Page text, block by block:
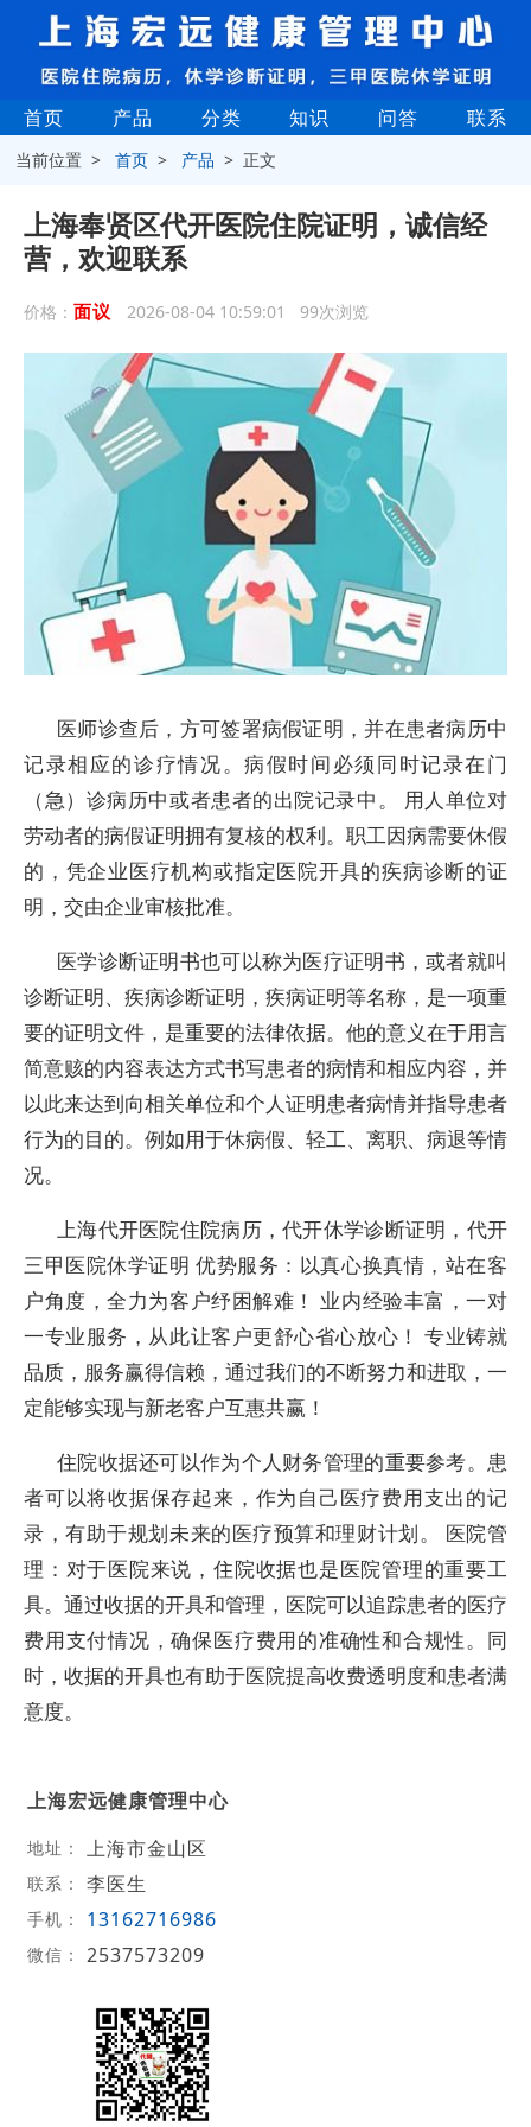
首页 产品 分类 知识 问答 联系
当前位置 >首页 > 产品 > 正文
上海奉贤区代开医院住院证明，诚信经
营，欢迎联系
价格： 面议 2026-08-04 10:59:01 99次浏览
医师诊查后，方可签署病假证明，并在患者病历中
记录相应的诊疗情况。病假时间必须同时记录在门
（急）诊病历中或者患者的出院记录中。 用人单位对
劳动者的病假证明拥有复核的权利。职工因病需要休假
的，凭企业医疗机构或指定医院开具的疾病诊断的证
明，交由企业审核批准。
医学诊断证明书也可以称为医疗证明书，或者就叫
诊断证明、疾病诊断证明，疾病证明等名称，是一项重
要的证明文件，是重要的法律依据。他的意义在于用言
简意赅的内容表达方式书写患者的病情和相应内容，并
以此来达到向相关单位和个人证明患者病情并指导患者
行为的目的。例如用于休病假、轻工、离职、病退等情
况。
上海代开医院住院病历，代开休学诊断证明，代开
三甲医院休学证明 优势服务：以真心换真情，站在客
户角度，全力为客户纾困解难！ 业内经验丰富，一对
一专业服务，从此让客户更舒心省心放心！ 专业铸就
品质，服务赢得信赖，通过我们的不断努力和进取，一
定能够实现与新老客户互惠共赢！
住院收据还可以作为个人财务管理的重要参考。患
者可以将收据保存起来，作为自己医疗费用支出的记
录，有助于规划未来的医疗预算和理财计划。 医院管
理：对于医院来说，住院收据也是医院管理的重要工
具。通过收据的开具和管理，医院可以追踪患者的医疗
费用支付情况，确保医疗费用的准确性和合规性。同
时，收据的开具也有助于医院提高收费透明度和患者满
意度。
上海宏远健康管理中心
地址： 上海市金山区
联系： 李医生
手机： 13162716986
微信： 2537573209